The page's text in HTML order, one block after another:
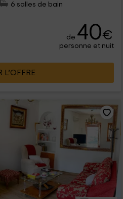
6 salles de bain
de 40€
personne et nuit
L’OFFRE